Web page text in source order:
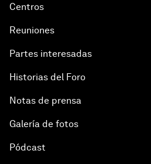
Centros
Reuniones
Partes interesadas
Historias del Foro
Notas de prensa
Galería de fotos
Pódcast